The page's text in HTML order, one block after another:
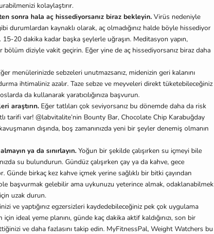
kolaylaştırır.
sonra hala aç hissediyorsanız biraz bekleyin. Virüs nedeniyle
gibi durumlardan kaynaklı olarak, aç olmadığınız halde böyle hissediyor
20 dakika kadar başka şeylerle uğraşın. Meditasyon yapın,
bölüm diziyle vakit geçirin. Eğer yine de aç hissediyorsanız biraz daha
menülerinizde sebzeleri unutmazsanız, midenizin geri kalanını
ihtimaliniz azalır. Taze sebze ve meyveleri direkt tüketebileceğiniz
da kullanarak yaratıcılığınıza başvurun.
araştırın. Eğer tatlıları çok seviyorsanız bu dönemde daha da risk
tarifi var! @labvitalite’nin Bounty Bar, Chocolate Chip Karabuğday
dışında, boş zamanınızda yeni bir şeyler denemiş olmanın
ya da sınırlayın. Yoğun bir şekilde çalışırken su içmeyi bile
su bulundurun. Gündüz çalışırken çay ya da kahve, gece
Günde birkaç kez kahve içmek yerine sağlıklı bir bitki çayından
başvurmak gelebilir ama uykunuzu yeterince almak, odaklanabilmek
uzak durun.
ve yaptığınız egzersizleri kaydedebileceğiniz pek çok uygulama
ideal yeme planını, günde kaç dakika aktif kaldığınızı, son bir
ve daha fazlasını takip edin. MyFitnessPal, Weight Watchers bu